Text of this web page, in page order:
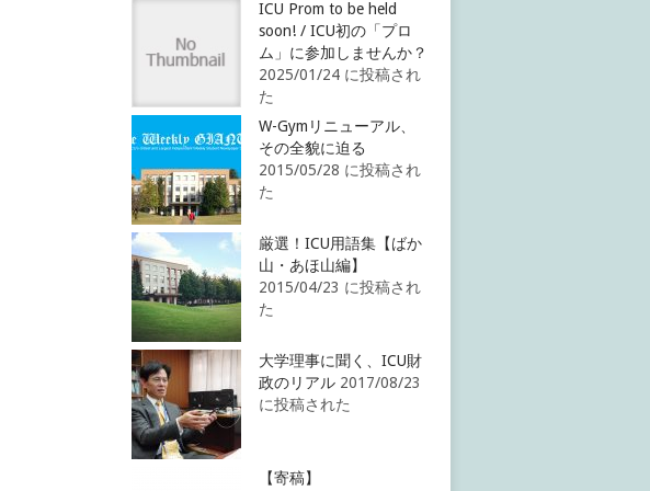
ICU Prom to be held
soon! / ICU初の「プロ
ム」に参加しませんか？
2025/01/24 に投稿され
た
W-Gymリニューアル、
その全貌に迫る
2015/05/28 に投稿され
た
厳選！ICU用語集【ばか
山・あほ山編】
2015/04/23 に投稿され
た
大学理事に聞く、ICU財
政のリアル 2017/08/23
に投稿された
【寄稿】